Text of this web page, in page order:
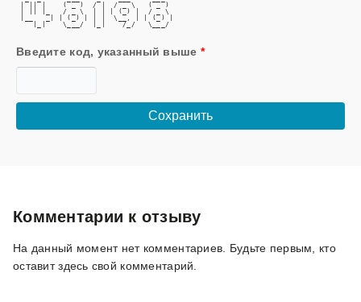
| || |    ( _ )  / |  / _ \   ( _ )
| || |_   / _ \  | | | (_) |  / _ \
|__   _| | (_) | | |  \__, | | (_) |
    |_|    \___/  |_|    /_/   \___/
Введите код, указанный выше *
Комментарии к отзыву
На данный момент нет комментариев. Будьте первым, кто
оставит здесь свой комментарий.